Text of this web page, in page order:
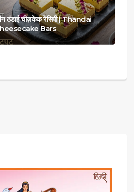
ठंडाई चीज़केक रेसिपी | Thandai
Bars